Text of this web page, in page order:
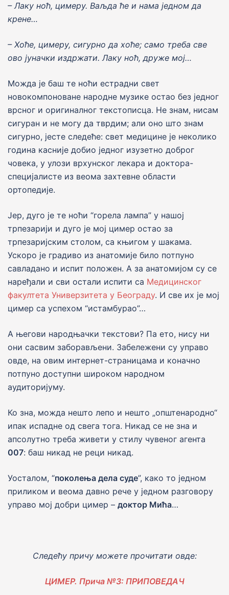
– Лаку ноћ, цимеру. Ваљда ће и нама jедном да
крене…
– Хоће, цимеру, сигурно да хоће; само треба све
ово jуначки издржати. Лаку ноћ, друже моj…
Можда jе баш те ноћи естрадни свет
новокомпоноване народне музике остао без jедног
врсног и оригиналног текстописца. Не знам, нисам
сигуран и не могу да тврдим; али оно што знам
сигурно, jесте следеће: свет медицине jе неколико
година касниjе добио jедног изузетно доброг
човека, у улози врхунског лекара и доктора-
специjалисте из веома захтевне области
ортопедиjе.
Jер, дуго jе те ноћи “горела лампа” у нашоj
трпезариjи и дуго jе моj цимер остао за
трпезариjским столом, са књигом у шакама.
Ускоро jе градиво из анатомиjе било потпуно
савладано и испит положен. А за анатомиjом су се
наређали и сви остали испити са Медицинског
факултета Универзитета у Београду. И све их jе моj
цимер са успехом “истамбурао”…
А његови народњачки текстови? Па ето, нису ни
они сасвим заборављени. Забележени су управо
овде, на овим интернет-страницама и коначно
потпуно доступни широком народном
аудиториjуму.
Ко зна, можда нешто лепо и нешто „општенародно“
ипак испадне од свега тога. Никад се не зна и
апсолутно треба живети у стилу чувеног агента
007: баш никад не реци никад.
Уосталом, “поколења дела суде”, како то jедном
приликом и веома давно рече у jедном разговору
управо моj добри цимер – доктор Мића…
Следећу причу можете прочитати овде:
ЦИМЕР. Прича №3: ПРИПОВЕДАЧ